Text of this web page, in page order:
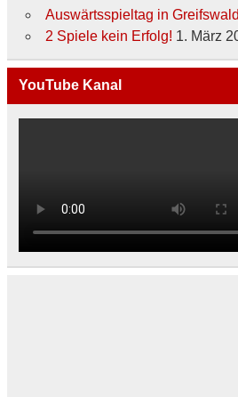
Auswärtsspieltag in Greifswald
2 Spiele kein Erfolg! 1. März
YouTube Kanal